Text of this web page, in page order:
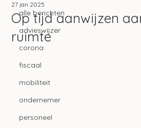
alle berichten
advieswijzer
corona
fiscaal
mobiliteit
ondernemer
personeel
Op tijd aanwijzen
ruimte
27 jan 2025